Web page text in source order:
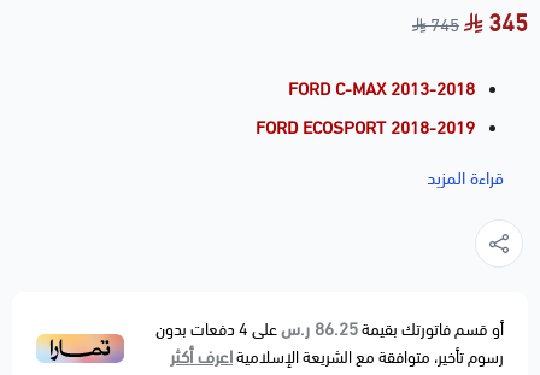
345
745
FORD C-MAX 2013-2018
FORD ECOSPORT 2018-2019
FORD EDGE 2012-2019
FORD FUSION 2006-2019
FORD MUSTANG 2015-2019
قراءة المزيد
أو قسم فاتورتك بقيمة86.25 ر.س على4دفعات بدون
رسوم تأخير، متوافقة مع الشريعة الإسلاميةاعرف أكثر